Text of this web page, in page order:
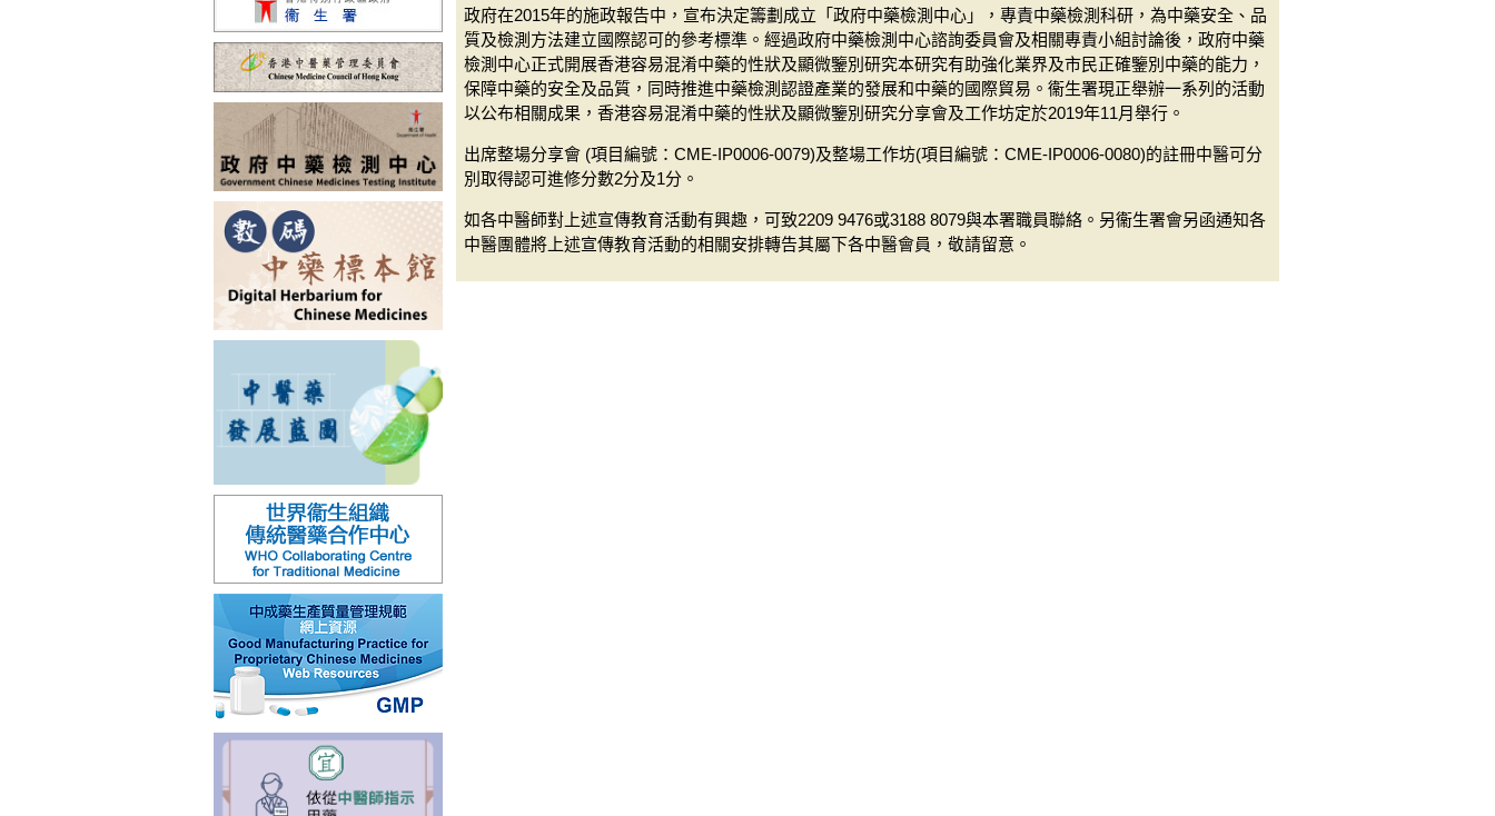
政府在2015年的施政報告中，宣布決定籌劃成立「政府中藥檢測中心」，專責中藥檢測科研，為中藥安全、品
質及檢測方法建立國際認可的參考標準。經過政府中藥檢測中心諮詢委員會及相關專責小組討論後，政府中藥
檢測中心正式開展香港容易混淆中藥的性狀及顯微鑒別研究本研究有助強化業界及市民正確鑒別中藥的能力，
保障中藥的安全及品質，同時推進中藥檢測認證產業的發展和中藥的國際貿易。衞生署現正舉辦一系列的活動
以公布相關成果，香港容易混淆中藥的性狀及顯微鑒別研究分享會及工作坊定於2019年11月舉行。
出席整場分享會 (項目編號：CME-IP0006-0079)及整場工作坊(項目編號：CME-IP0006-0080)的註冊中醫可分
別取得認可進修分數2分及1分。
如各中醫師對上述宣傳教育活動有興趣，可致2209 9476或3188 8079與本署職員聯絡。另衞生署會另函通知各
中醫團體將上述宣傳教育活動的相關安排轉告其屬下各中醫會員，敬請留意。